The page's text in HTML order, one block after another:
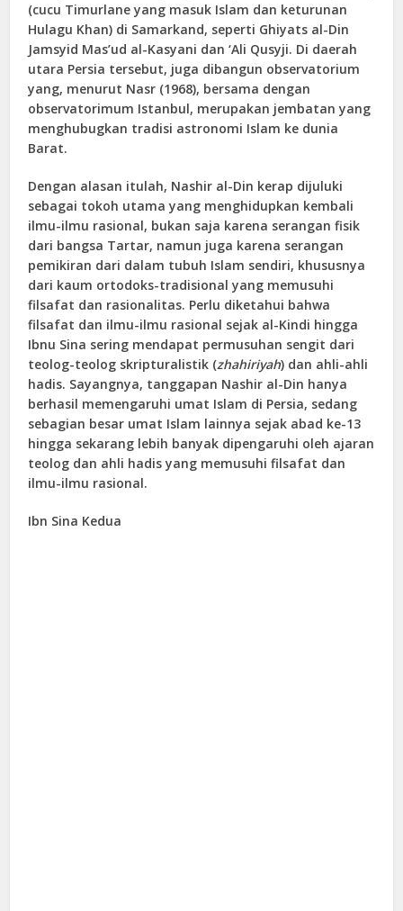
(cucu Timurlane yang masuk Islam dan keturunan
Hulagu Khan) di Samarkand, seperti Ghiyats al-Din
Jamsyid Mas’ud al-Kasyani dan ‘Ali Qusyji. Di daerah
utara Persia tersebut, juga dibangun observatorium
yang, menurut Nasr (1968), bersama dengan
observatorimum Istanbul, merupakan jembatan yang
menghubugkan tradisi astronomi Islam ke dunia
Barat.
Dengan alasan itulah, Nashir al-Din kerap dijuluki
sebagai tokoh utama yang menghidupkan kembali
ilmu-ilmu rasional, bukan saja karena serangan fisik
dari bangsa Tartar, namun juga karena serangan
pemikiran dari dalam tubuh Islam sendiri, khususnya
dari kaum ortodoks-tradisional yang memusuhi
filsafat dan rasionalitas. Perlu diketahui bahwa
filsafat dan ilmu-ilmu rasional sejak al-Kindi hingga
Ibnu Sina sering mendapat permusuhan sengit dari
teolog-teolog skripturalistik (zhahiriyah) dan ahli-ahli
hadis. Sayangnya, tanggapan Nashir al-Din hanya
berhasil memengaruhi umat Islam di Persia, sedang
sebagian besar umat Islam lainnya sejak abad ke-13
hingga sekarang lebih banyak dipengaruhi oleh ajaran
teolog dan ahli hadis yang memusuhi filsafat dan
ilmu-ilmu rasional.
Ibn Sina Kedua